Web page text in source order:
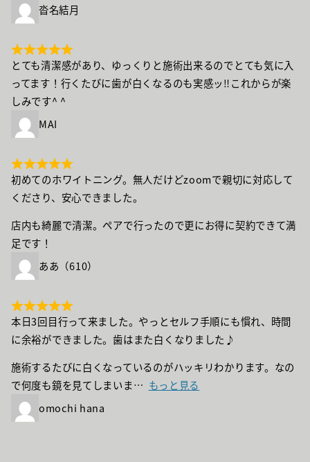
沓名結月
とても清潔感があり、ゆっくりと施術出来るのでとても気に入
ってます！行くたびに歯が白くなるのも実感ッ‼︎これからが楽
しみです^ ^
MAI
初めてのホワイトニング。無人だけどzoomで親切に対応して
くださり、安心できました。
店内も綺麗で清潔。ペアで行ったので更にお得に契約できて満
足です！
ああ（610）
本日3回目行って来ました。やっとセルフ手順にも慣れ、時間
に余裕ができました。歯はまた白くなりました♪
施術するたびに白くなっているのがハッキリわかります。なの
で何度も鏡を見てしまいま
もっと見る
omochi hana